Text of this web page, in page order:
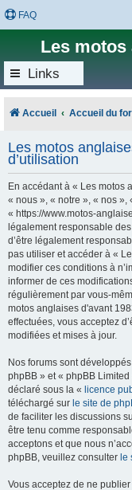
FAQ
Les motos
Links
Accueil Accueil du
Les motos
d’utilisation
En accédant à « Les motos
« nous », « notre », « nos
« https://www.motos-
légalement responsable
d’être légalement
pas utiliser et accéder à «
modifier ces conditions à
informer de ces
régulièrement par vous-
motos anglaises d'avant
effectuées, vous acceptez
modifiées et mises à jour.
Nos forums sont
phpBB » et « phpBB
déclaré sous la « licence
téléchargé sur le site de
de faciliter les discussions
être tenu comme
acceptons et que nous
phpBB, veuillez consulter le
Vous acceptez de ne